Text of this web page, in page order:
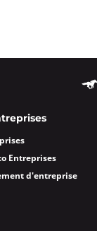
Entreprises
d'entreprise